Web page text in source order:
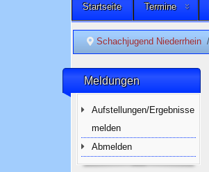
Startseite Termine
Schachjugend Niederrhein
Meldungen
Aufstellungen/Ergebnisse
melden
Abmelden